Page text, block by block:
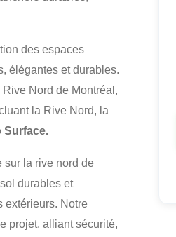
des espaces
élégantes et durables.
Nord de Montréal,
la Rive Nord, la
Surface.
sur la rive nord de
durables et
extérieurs. Notre
projet, alliant sécurité,